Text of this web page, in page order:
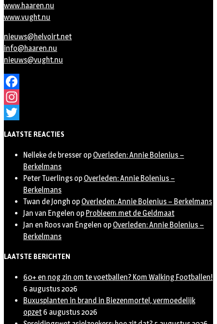
www.haaren.nu
www.vught.nu
nieuws@helvoirt.net
info@haaren.nu
nieuws@vught.nu
Facebook
Instagram
LAATSTE REACTIES
Nelleke de bresser op Overleden: Annie Bolenius –
Berkelmans
Peter Tuerlings op Overleden: Annie Bolenius –
Berkelmans
Twan de Jongh op Overleden: Annie Bolenius – Berkelmans
Jan van Engelen op Probleem met de Geldmaat
Jan en Roos van Engelen op Overleden: Annie Bolenius –
Berkelmans
LAATSTE BERICHTEN
60+ en nog zin om te voetballen? Kom Walking Footballen!
6 augustus 2026
Buxusplanten in brand in Biezenmortel, vermoedelijk
opzet 6 augustus 2026